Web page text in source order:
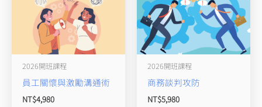
2026開班課程
員工關懷與激勵溝通術
NT$4,980
2026開班課程
商務談判攻防
NT$5,980